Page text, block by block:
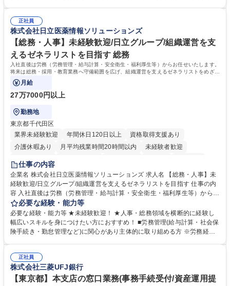
正社員
株式会社日立医薬情報ソリューションズ
【総務・人事】未経験歓迎/日立グループ/組織運営を支
えるゼネラリストを目指す 総務
入社直後は労務（労務管理・給与計算・安全衛生・福利厚生等）からお任せいたします。
将来は総務・採用・教育業務へ守備範囲を広げ、組織運営を支えるゼネラリストをめざせ
ます。
月給
27万7000円以上
勤務地
東京都千代田区
業界未経験歓迎
年間休日120日以上
資格取得支援あり
介護休暇あり
月平均残業時間20時間以内
未経験者歓迎
住宅手当あり
育休あり
完全週休2日制 交通費支給 土日祝休み 寮・社宅あり
仕事の内容
企業名 株式会社日立医薬情報ソリューションズ 求人名 【総務・人事】未
経験歓迎/日立グループ/組織運営を支えるゼネラリストを目指す 仕事の内
容 入社直後は労務（労務管理・給与計算・安全衛生・福利厚生等）からお
任せいたします。将来は総務・採用・教育業務へ守備範囲を広げ、組織運
営を支えるゼネラリストをめざせます。 ・初期業務：労働時間管理、給与
計算、社会保険対応、福利厚生管理、安全衛生、健康経営推進等をお任せ
します。ご経験に応じて、休職者管理など、幅広く経験を積んでいただき
幅広く経験を積みたい意欲がある方に最適な環境です。 募集職種 【総
務・人事】未経験歓迎/日立グループ/組織運営を支えるゼネラリストを目
指す
必要な経験・能力等
必要な経験・能力等 ★未経験歓迎！ ★人事・総務領域を横断的に経験し
幅広いスキルを身につけたい方におすすめ！ ■労務管理(給与計算・社会保
険手続き・勤怠管理など)に関心があり主体的に取り組める方 ※労務経験
のご経験 ■労務管理（給与計算・社会保険手続き・勤怠管理など）の経験
■衛生管理者の資格をお持ちの方 学歴・資格 学歴：大学院 大学 高専 短大
専修学校 高校 語学力： 資格：
正社員
株式会社三菱UFJ銀行
【東京都】本支店の窓口業務(事務手続受付/資産運用提